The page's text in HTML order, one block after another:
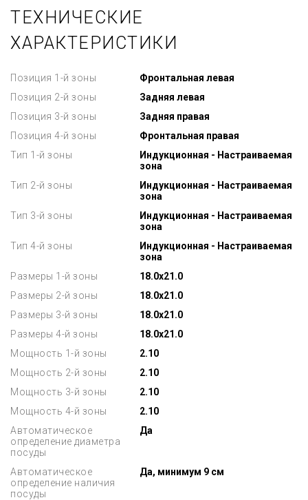
ТЕХНИЧЕСКИЕ
ХАРАКТЕРИСТИКИ
Позиция 1-й зоны
Фронтальная левая
Позиция 2-й зоны
Задняя левая
Позиция 3-й зоны
Задняя правая
Позиция 4-й зоны
Фронтальная правая
Тип 1-й зоны
Индукционная - Настраиваемая
зона
Тип 2-й зоны
Индукционная - Настраиваемая
зона
Тип 3-й зоны
Индукционная - Настраиваемая
зона
Тип 4-й зоны
Индукционная - Настраиваемая
зона
Размеры 1-й зоны
18.0x21.0
Размеры 2-й зоны
18.0x21.0
Размеры 3-й зоны
18.0x21.0
Размеры 4-й зоны
18.0x21.0
Мощность 1-й зоны
2.10
Мощность 2-й зоны
2.10
Мощность 3-й зоны
2.10
Мощность 4-й зоны
2.10
Автоматическое
определение диаметра
посуды
Да
Автоматическое
определение наличия
посуды
Да, минимум 9 см